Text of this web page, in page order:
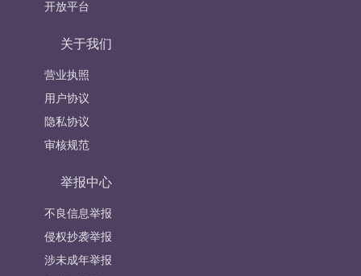
开放平台
关于我们
营业执照
用户协议
隐私协议
审核规范
举报中心
不良信息举报
侵权抄袭举报
涉未成年举报